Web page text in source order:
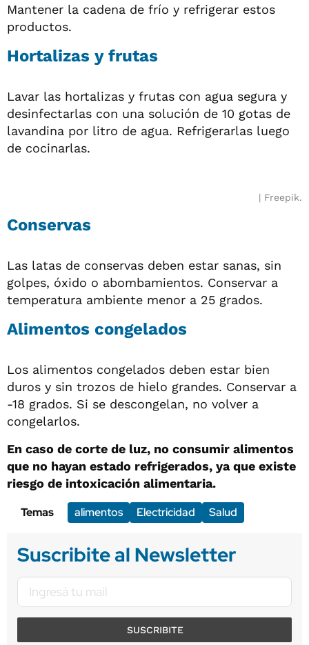
Mantener la cadena de frío y refrigerar estos
productos.
Hortalizas y frutas
Lavar las hortalizas y frutas con agua segura y
desinfectarlas con una solución de 10 gotas de
lavandina por litro de agua. Refrigerarlas luego
de cocinarlas.
Freepik.
Conservas
Las latas de conservas deben estar sanas, sin
golpes, óxido o abombamientos. Conservar a
temperatura ambiente menor a 25 grados.
Alimentos congelados
Los alimentos congelados deben estar bien
duros y sin trozos de hielo grandes. Conservar a
-18 grados. Si se descongelan, no volver a
congelarlos.
En caso de corte de luz, no consumir alimentos
que no hayan estado refrigerados, ya que existe
riesgo de intoxicación alimentaria.
Temas
alimentos Electricidad Salud
Suscribite al Newsletter
SUSCRIBITE